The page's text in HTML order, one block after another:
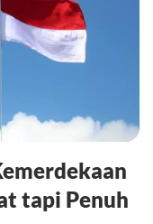
tapi Penuh